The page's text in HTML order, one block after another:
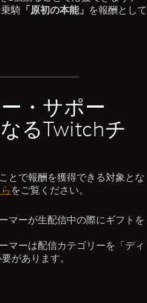
騎 「原初の本能」
を報酬として
・サポー
るTwitchチ
とで報酬を獲得できる対象とな
をご覧ください。
マーが生配信中の際にギフトを
マーは配信カテゴリーを「ディ
があります。